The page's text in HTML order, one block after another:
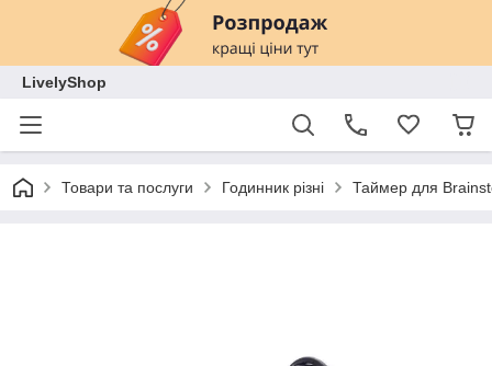
LivelyShop
Товари та послуги Годинник різні Таймер для